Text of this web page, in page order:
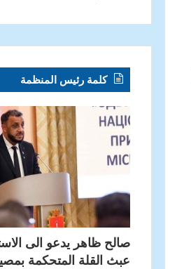
كلمة رئيس المنظمة
صالح ظاهر يدعو الى
عبث القلة المتحكمة